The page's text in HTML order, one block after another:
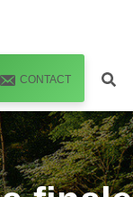
CONTACT